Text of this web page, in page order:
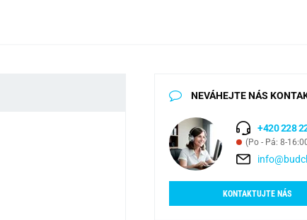
NEVÁHEJTE NÁS
+420 228
(Po - Pá: 8-
KONTAKTUJTE NÁS